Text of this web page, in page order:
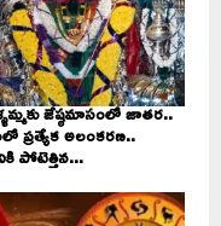
జేష్ఠమాసంలో జాతర..
ప్రత్యేక అలంకరణ..
పోటెత్తిన...